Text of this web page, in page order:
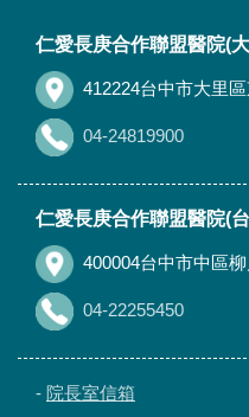
仁愛長庚合作聯盟醫院(
412224台中市大里
04-24819900
仁愛長庚合作聯盟醫院(
400004台中市中區
04-22255450
- 院長室信箱